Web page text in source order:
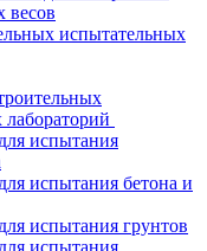
испытательных
испытания
испытания бетона и
испытания грунтов
испытания